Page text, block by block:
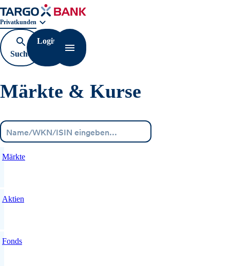
Geschäftsbereichnavigation. Aktuelle Auswahl:
Privatkunden
Suche
öffnen
Login
Navigation öffnen
Märkte & Kurse
Märkte
Aktien
Fonds